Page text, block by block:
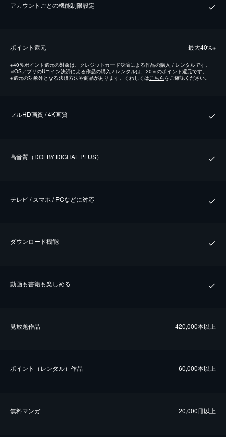
アカウントごとの機能制限設定
ポイント還元 最⼤40%※
※40％ポイント還元の対象は、クレジットカード決済による作品の購入 / レンタルです。
※iOSアプリのUコイン決済による作品の購入 / レンタルは、20％のポイント還元です。
※還元の対象外となる決済方法や商品があります。くわしくはこちらをご確認ください。
フルHD画質 / 4K画質
⾼⾳質（DOLBY DIGITAL PLUS）
テレビ / スマホ / PCなどに対応
ダウンロード機能
動画も書籍も楽しめる
⾒放題作品 420,000本以上
ポイント（レンタル）作品 60,000本以上
無料マンガ 20,000冊以上